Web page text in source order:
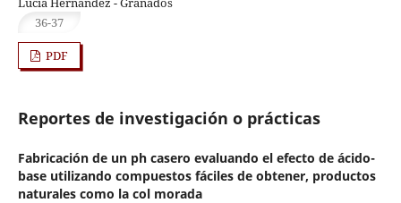
36-37
PDF
Reportes de investigación o prácticas
Fabricación de un ph casero evaluando el efecto de ácido-
base utilizando compuestos fáciles de obtener, productos
naturales como la col morada